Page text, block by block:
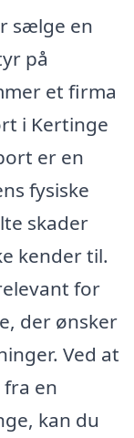
sælge en
på
et firma
i Kertinge
er en
fysiske
skader
kender til.
for
der ønsker
Ved at
en
kan du